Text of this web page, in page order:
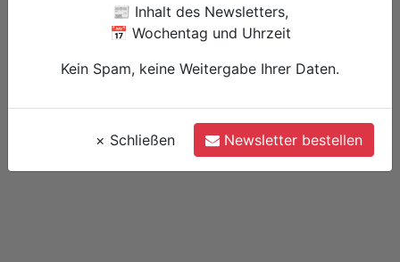
📰 Inhalt des Newsletters,
📅 Wochentag und Uhrzeit
Kein Spam, keine Weitergabe Ihrer Daten.
× Schließen Newsletter bestellen